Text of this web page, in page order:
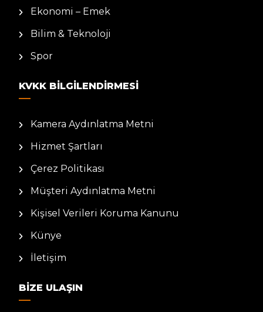
Ekonomi – Emek
Bilim & Teknoloji
Spor
KVKK BILGILENDIRMESI
Kamera Aydınlatma Metni
Hizmet Şartları
Çerez Politikası
Müşteri Aydınlatma Metni
Kişisel Verileri Koruma Kanunu
Künye
İletişim
BIZE ULAŞIN